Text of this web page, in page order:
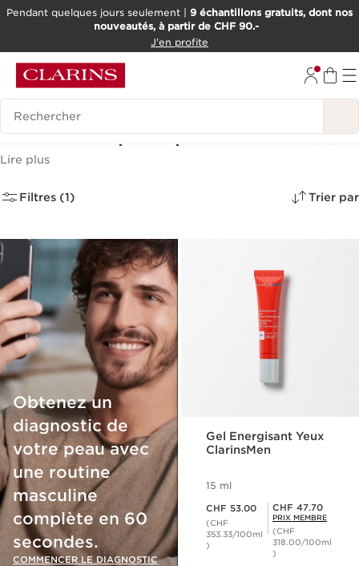
ALLER AU CONTENU
OUTIL D'ACCESSIBILITÉ
Pendant quelques jours seulement | 9 échantillons gratuits, dont nos
nouveautés, à partir de CHF 90.-
J'en profite
Historique des recherches
Soins de la peau pour homme (4)
Lire plus
Filtres (1) Trier par
Obtenez un
diagnostic de
votre peau avec
une routine
masculine
complète en 60
secondes.
COMMENCER LE DIAGNOSTIC
Gel Energisant Yeux
ClarinsMen
15 ml
CHF 53.00
(CHF
353.33/100ml
)
Prix Sérénité CHF 47.70
CHF 47.70
PRIX MEMBRE
(CHF
318.00/100ml
)